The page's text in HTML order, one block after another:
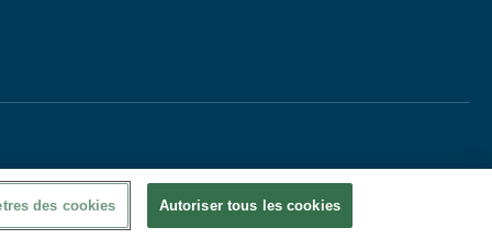
des cookies Autoriser tous les cookies